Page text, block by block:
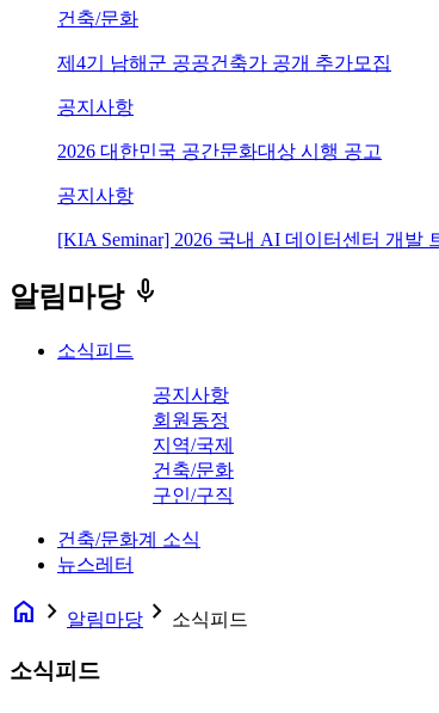
건축/문화
제4기 남해군 공공건축가 공개 추가모집
공지사항
2026 대한민국 공간문화대상 시행 공고
공지사항
[KIA Seminar] 2026 국내 AI 데이터센터 개발
알림마당 keyboard_voice
소식피드
공지사항
회원동정
지역/국제
건축/문화
구인/구직
건축/문화계 소식
뉴스레터
home navigate_next 알림마당 navigate_next 소식피드
소식피드